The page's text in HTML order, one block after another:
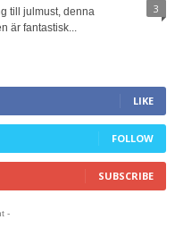
3
till julmust, denna
är fantastisk...
LIKE
FOLLOW
SUBSCRIBE
-